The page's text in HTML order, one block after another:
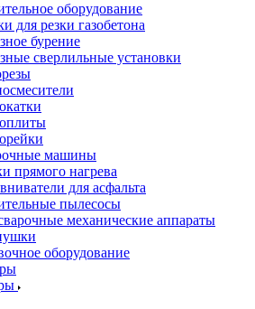
оборудование
для резки газобетона
бурение
сверлильные установки
машины
прямого нагрева
для асфальта
пылесосы
механические аппараты
оборудование